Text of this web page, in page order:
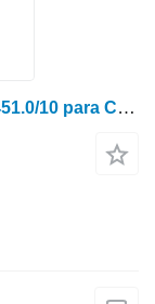
Riven INDICATOR Deutz-Fahr 0.034.0451.0/10 para Case IH 7250 cosechadora de cereales